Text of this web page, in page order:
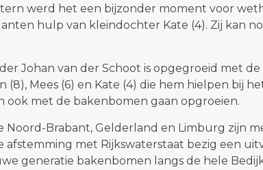
werd het een bijzonder moment voor
hulp van kleindochter Kate (4). Zij kan
Johan van der Schoot is opgegroeid met
(8), Mees (6) en Kate (4) die hem hielpen bij
ook met de bakenbomen gaan opgroeien.
Noord-Brabant, Gelderland en Limburg zijn
afstemming met Rijkswaterstaat bezig een
generatie bakenbomen langs de hele